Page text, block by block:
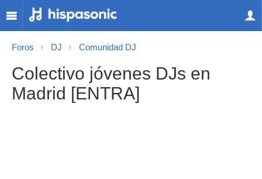
Foros DJ Comunidad DJ
Colectivo jóvenes DJs en
Madrid [ENTRA]